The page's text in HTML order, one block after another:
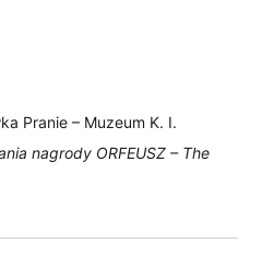
Pranie – Muzeum K. I.
nagrody ORFEUSZ – The